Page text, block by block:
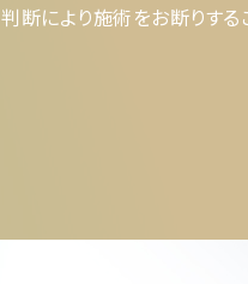
判断により施術をお断りする